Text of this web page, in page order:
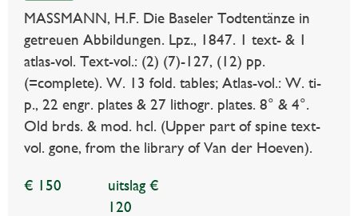
MASSMANN, H.F. Die Baseler Todtentänze in
getreuen Abbildungen. Lpz., 1847. 1 text- & 1
atlas-vol. Text-vol.: (2) (7)-127, (12) pp.
(=complete). W. 13 fold. tables; Atlas-vol.: W. ti-
p., 22 engr. plates & 27 lithogr. plates. 8° & 4°.
Old brds. & mod. hcl. (Upper part of spine text-
vol. gone, from the library of Van der Hoeven).
€ 150
uitslag €
120